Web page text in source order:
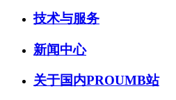
技术与服务
新闻中心
关于国内PROUMB站